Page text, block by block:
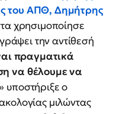
του ΑΠΘ, Δημήτρης
χρησιμοποίησε
την αντίθεσή
πραγματικά
να θέλουμε να
» υποστήριξε ο
μιλώντας